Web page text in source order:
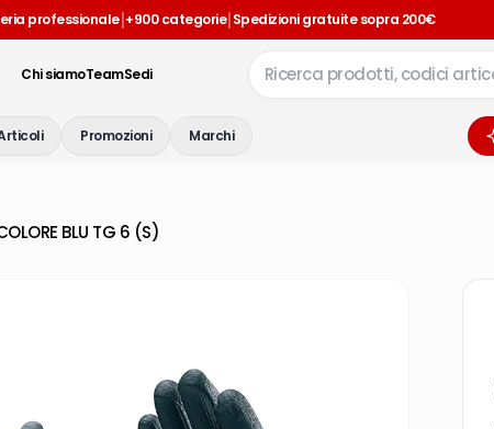
professionale|+900 categorie|Spedizioni gratuite sopra 200€
Chi siamoTeamSedi
Promozioni Marchi
BLU TG 6 (S)